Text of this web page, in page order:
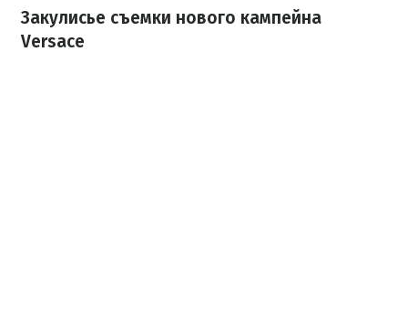
Закулисье съемки нового кампейна
Versace